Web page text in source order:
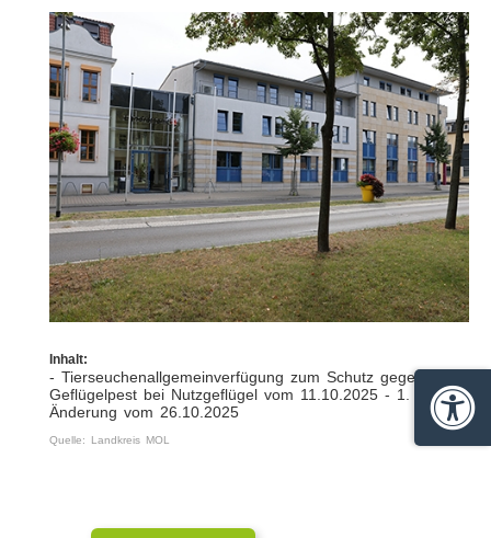
Inhalt:
- Tierseuchenallgemeinverfügung zum Schutz gegen die
Geflügelpest bei Nutzgeflügel vom 11.10.2025 - 1.
Änderung vom 26.10.2025
Quelle: Landkreis MOL